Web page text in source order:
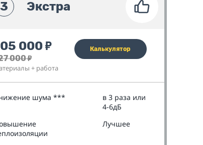
3 Экстра
000₽
000₽
+ работа
Калькулятор
шума ***
в 3 раза или
4-6дБ
Лучшее